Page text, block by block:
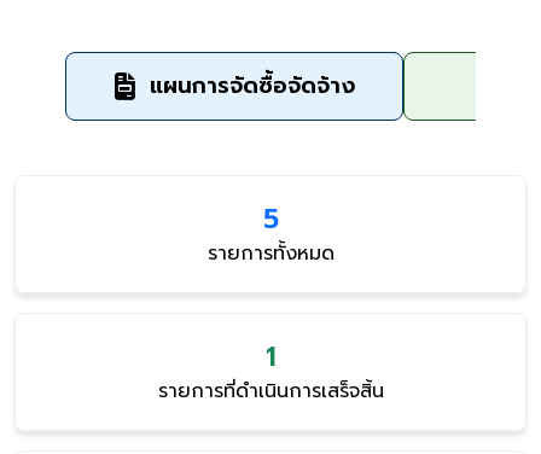
แผนการจัดซื้อจัดจ้าง
5
รายการทั้งหมด
1
รายการที่ดำเนินการเสร็จสิ้น